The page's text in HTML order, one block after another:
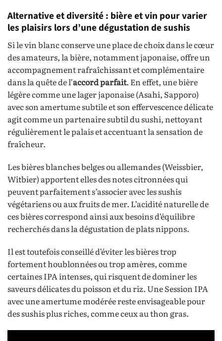
Alternative et diversité : bière et vin pour varier
les plaisirs lors d’une dégustation de sushis
Si le vin blanc conserve une place de choix dans le cœur
des amateurs, la bière, notamment japonaise, offre un
accompagnement rafraîchissant et complémentaire
dans la quête de l’accord parfait. En effet, une bière
légère comme une lager japonaise (Asahi, Sapporo)
avec son amertume subtile et son effervescence délicate
agit comme un partenaire subtil du sushi, nettoyant
régulièrement le palais et accentuant la sensation de
fraîcheur.
Les bières blanches belges ou allemandes (Weissbier,
Witbier) apportent elles des notes citronnées qui
peuvent parfaitement s’associer avec les sushis
végétariens ou aux fruits de mer. L’acidité naturelle de
ces bières correspond ainsi aux besoins d’équilibre
recherchés dans la dégustation de plats nippons.
Il est toutefois conseillé d’éviter les bières trop
fortement houblonnées ou trop amères, comme
certaines IPA intenses, qui risquent de dominer les
saveurs délicates du poisson et du riz. Une Session IPA
avec une amertume modérée reste envisageable pour
des sushis plus riches, comme ceux au thon gras.